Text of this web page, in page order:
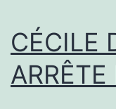
CÉCILE